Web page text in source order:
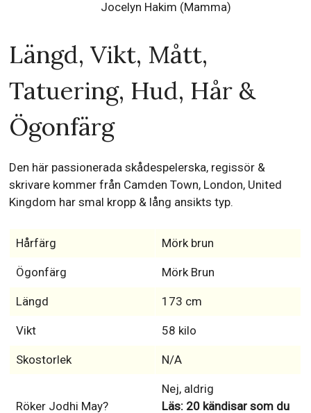
Jocelyn Hakim (Mamma)
Längd, Vikt, Mått,
Tatuering, Hud, Hår &
Ögonfärg
Den här passionerada skådespelerska, regissör &
skrivare kommer från Camden Town, London, United
Kingdom har smal kropp & lång ansikts typ.
Hårfärg Mörk brun
Ögonfärg Mörk Brun
Längd 173 cm
Vikt 58 kilo
Skostorlek N/A
Röker Jodhi May?
Nej, aldrig
Läs: 20 kändisar som du